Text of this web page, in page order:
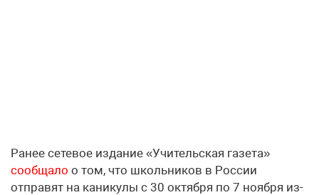
Ранее сетевое издание «Учительская газета»
сообщало о том, что школьников в России
отправят на каникулы с 30 октября по 7 ноября из-